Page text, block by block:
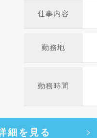
仕事内容
勤務地
勤務時間
細を見る